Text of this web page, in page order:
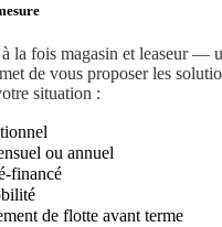
à la fois magasin et leaseur —
de vous proposer les
situation :
ou annuel
financé
de flotte avant terme